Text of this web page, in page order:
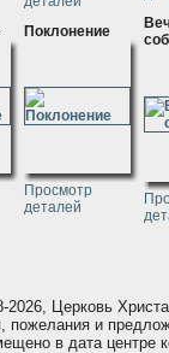
Поклонение
Просмотр
деталей
2026, Церковь
пожелания и
в дата центре